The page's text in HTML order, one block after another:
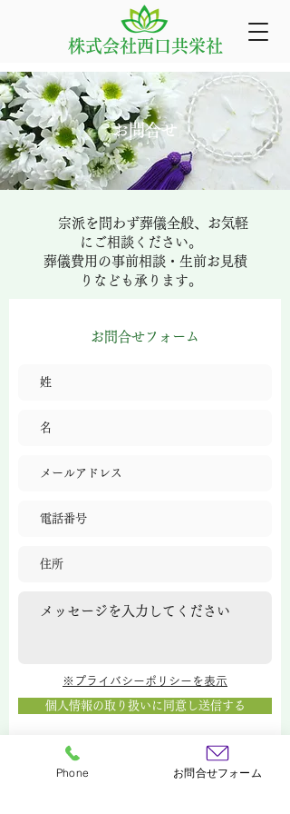
株式会社西口共栄社
お問合せ
宗派を問わず葬儀全般、お気軽
にご相談ください。
葬儀費用の事前相談・生前お見積
りなども承ります。
お問合せフォーム
※プライバシーポリシーを表示
個人情報の取り扱いに同意し送信する
Phone お問合せフォーム